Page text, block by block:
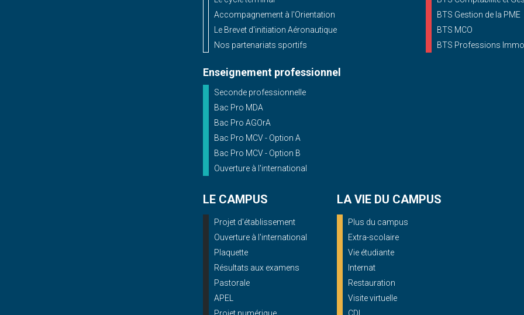
Accompagnement à l'Orientation
Le Brevet d'initiation Aéronautique
Nos partenariats sportifs
Enseignement professionnel
Seconde professionnelle
Bac Pro MDA
Bac Pro AGOrA
Bac Pro MCV - Option A
Bac Pro MCV - Option B
Ouverture à l'international
BTS Gestion de la PME
BTS MCO
BTS Professions
LE CAMPUS
Projet d'établissement
Ouverture à l'international
Plaquette
Résultats aux examens
Pastorale
APEL
Projet numérique
LA VIE DU CAMPUS
Plus du campus
Extra-scolaire
Vie étudiante
Internat
Restauration
Visite virtuelle
CDI